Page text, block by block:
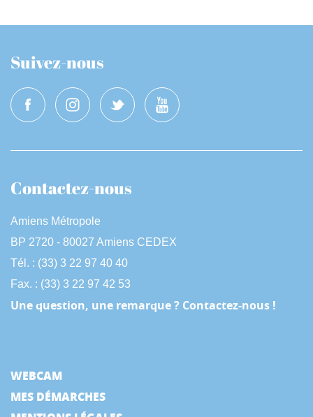
Suivez-nous
Contactez-nous
Amiens Métropole
BP 2720 - 80027 Amiens CEDEX
Tél. : (33) 3 22 97 40 40
Fax. : (33) 3 22 97 42 53
Une question, une remarque ? Contactez-nous !
WEBCAM
MES DÉMARCHES